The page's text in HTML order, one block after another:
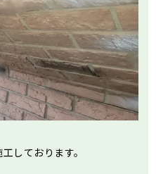
しております。